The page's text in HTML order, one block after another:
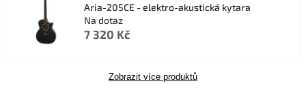
Aria-205CE - elektro-akustická kytara
Na dotaz
7 320 Kč
Zobrazit více produktů